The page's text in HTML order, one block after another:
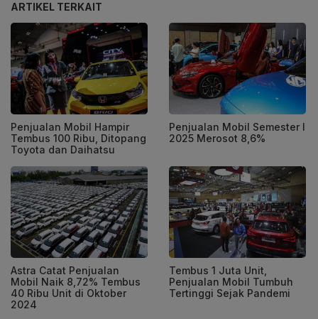
ARTIKEL TERKAIT
Penjualan Mobil Hampir
Tembus 100 Ribu, Ditopang
Toyota dan Daihatsu
Penjualan Mobil Semester I
2025 Merosot 8,6%
Astra Catat Penjualan
Mobil Naik 8,72% Tembus
40 Ribu Unit di Oktober
2024
Tembus 1 Juta Unit,
Penjualan Mobil Tumbuh
Tertinggi Sejak Pandemi